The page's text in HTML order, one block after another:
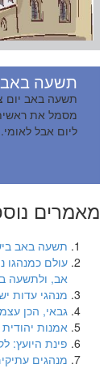
תשעה באב
תשעה באב יום
מסמל את ראשית
ליום אבל
מאמרים
תשעה באב
עולם כמנהגו
אב, ולתשעה
מנהגי עדות
גבאי, הכן
אמנות
פינת היועץ:
מנהגים